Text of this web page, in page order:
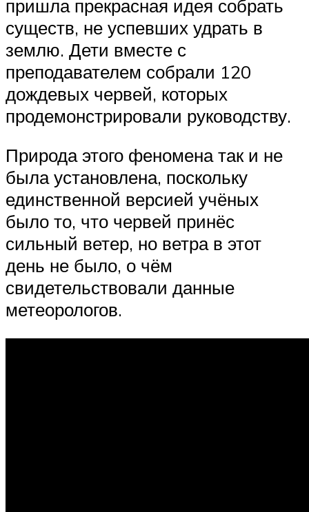
пришла прекрасная идея собрать
существ, не успевших удрать в
землю. Дети вместе с
преподавателем собрали 120
дождевых червей, которых
продемонстрировали руководству.
Природа этого феномена так и не
была установлена, поскольку
единственной версией учёных
было то, что червей принёс
сильный ветер, но ветра в этот
день не было, о чём
свидетельствовали данные
метеорологов.